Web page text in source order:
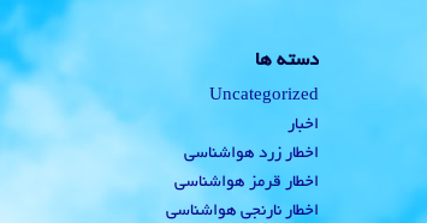
دسته ها
Uncategorized
اخبار
اخطار زرد هواشناسی
اخطار قرمز هواشناسی
اخطار نارنجی هواشناسی